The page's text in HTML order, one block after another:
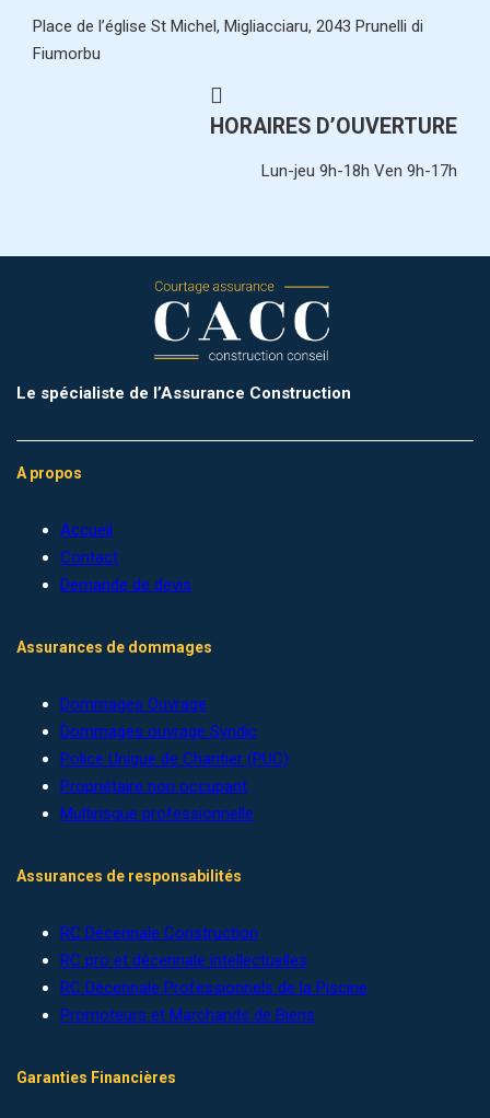
Place de l’église St Michel, Migliacciaru, 2043 Prunelli di
Fiumorbu
HORAIRES D’OUVERTURE
Lun-jeu 9h-18h Ven 9h-17h
Le spécialiste de l’Assurance Construction
A propos
Accueil
Contact
Demande de devis
Assurances de dommages
Dommages Ouvrage
Dommages ouvrage Syndic
Police Unique de Chantier (PUC)
Propriétaire non occupant
Multirisque professionnelle
Assurances de responsabilités
RC Décennale Construction
RC pro et décennale intellectuelles
RC Décennale Professionnels de la Piscine
Promoteurs et Marchands de Biens
Garanties Financières